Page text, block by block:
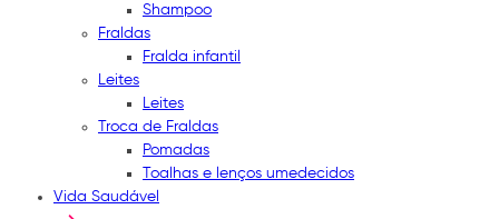
Shampoo
Fraldas
Fralda infantil
Leites
Leites
Troca de Fraldas
Pomadas
Toalhas e lenços umedecidos
Vida Saudável